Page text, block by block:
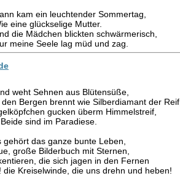
kam ein leuchtender Sommertag,
eine glückselige Mutter.
die Mädchen blickten schwärmerisch,
meine Seele lag müd und zag.
weht Sehnen aus Blütensüße,
Bergen brennt wie Silberdiamant der Reif,
gucken überm Himmelstreif,
sind im Paradiese.
gehört das ganze bunte Leben,
große Bilderbuch mit Sternen,
die sich jagen in den Fernen
die Kreiselwinde, die uns drehn und heben!